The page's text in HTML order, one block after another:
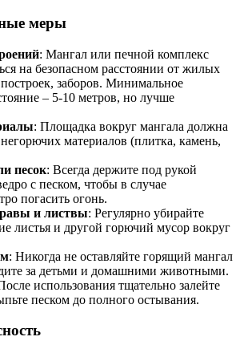
меры
: Мангал или печной комплекс
на безопасном расстоянии от жилых
заборов. Минимальное
– 5-10 метров, но лучше
: Площадка вокруг мангала должна
материалов (плитка, камень,
песок: Всегда держите под рукой
с песком, чтобы в случае
погасить огонь.
и листвы: Регулярно убирайте
листья и другой горючий мусор вокруг
: Никогда не оставляйте горящий мангал
за детьми и домашними животными.
использования тщательно залейте
песком до полного остывания.